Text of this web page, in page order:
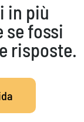
in più
fossi
risposte.